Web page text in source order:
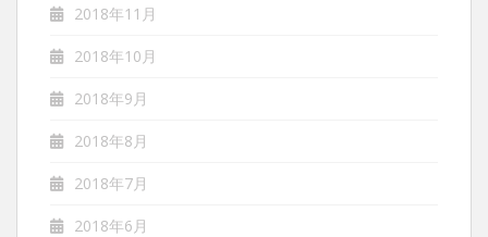
2018年11月
2018年10月
2018年9月
2018年8月
2018年7月
2018年6月